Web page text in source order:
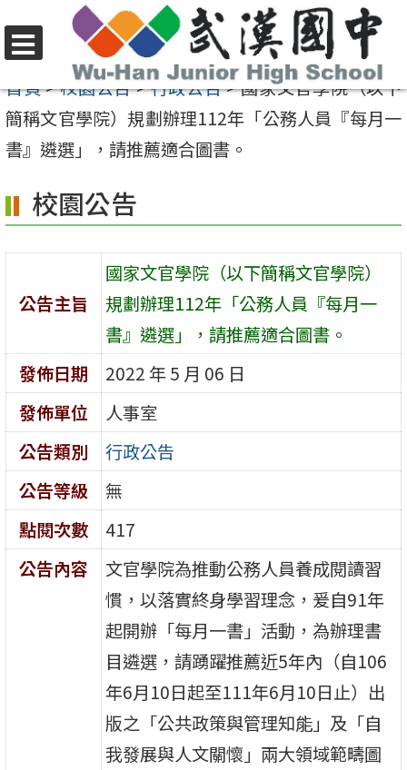
至
要
內
區
選
單
首頁>校園公告>行政公告>國家文官學院（以下
簡稱文官學院）規劃辦理112年「公務人員『每月一
書』遴選」，請推薦適合圖書。
校園公告
公告主旨
國家文官學院（以下簡稱文官學院）
規劃辦理112年「公務人員『每月一
書』遴選」，請推薦適合圖書。
發佈日期
2022 年 5 月 06 日
發佈單位
人事室
公告類別
行政公告
公告等級
無
點閱次數
417
公告內容
文官學院為推動公務人員養成閱讀習
慣，以落實終身學習理念，爰自91年
起開辦「每月一書」活動，為辦理書
目遴選，請踴躍推薦近5年內（自106
年6月10日起至111年6月10日止）出
版之「公共政策與管理知能」及「自
我發展與人文關懷」兩大領域範疇圖